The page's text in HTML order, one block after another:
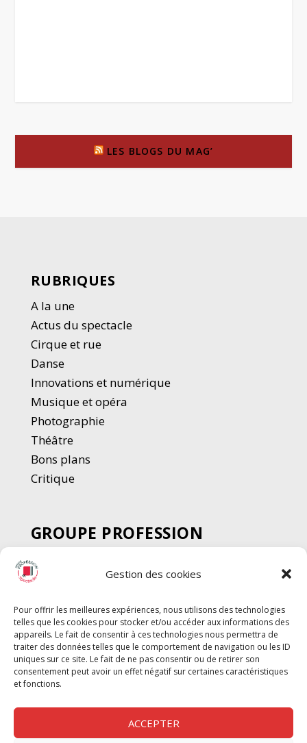
Gestion des cookies
Pour offrir les meilleures expériences, nous utilisons des technologies
telles que les cookies pour stocker et/ou accéder aux informations des
appareils. Le fait de consentir à ces technologies nous permettra de
traiter des données telles que le comportement de navigation ou les ID
uniques sur ce site. Le fait de ne pas consentir ou de retirer son
consentement peut avoir un effet négatif sur certaines caractéristiques
et fonctions.
ACCEPTER
LES BLOGS DU MAG’
RUBRIQUES
A la une
Actus du spectacle
Cirque et rue
Danse
Innovations et numérique
Musique et opéra
Photographie
Théâtre
Bons plans
Critique
GROUPE PROFESSION
SPECTACLE
Chèque Intermittents
Chèque Compta
Chèque Emploi Spectacle
G-Pods
Profession Audio-visuel